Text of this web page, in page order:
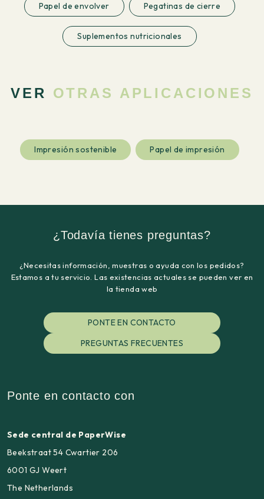
Papel de envolver Pegatinas de cierre
Suplementos nutricionales
VER OTRAS APLICACIONES
Impresión sostenible Papel de impresión
¿Todavía tienes preguntas?
¿Necesitas información, muestras o ayuda con los pedidos?
Estamos a tu servicio. Las existencias actuales se pueden ver en
la tienda web
PONTE EN CONTACTO
PREGUNTAS FRECUENTES
Ponte en contacto con
Sede central de PaperWise
Beekstraat 54 Cwartier 206
6001 GJ Weert
The Netherlands